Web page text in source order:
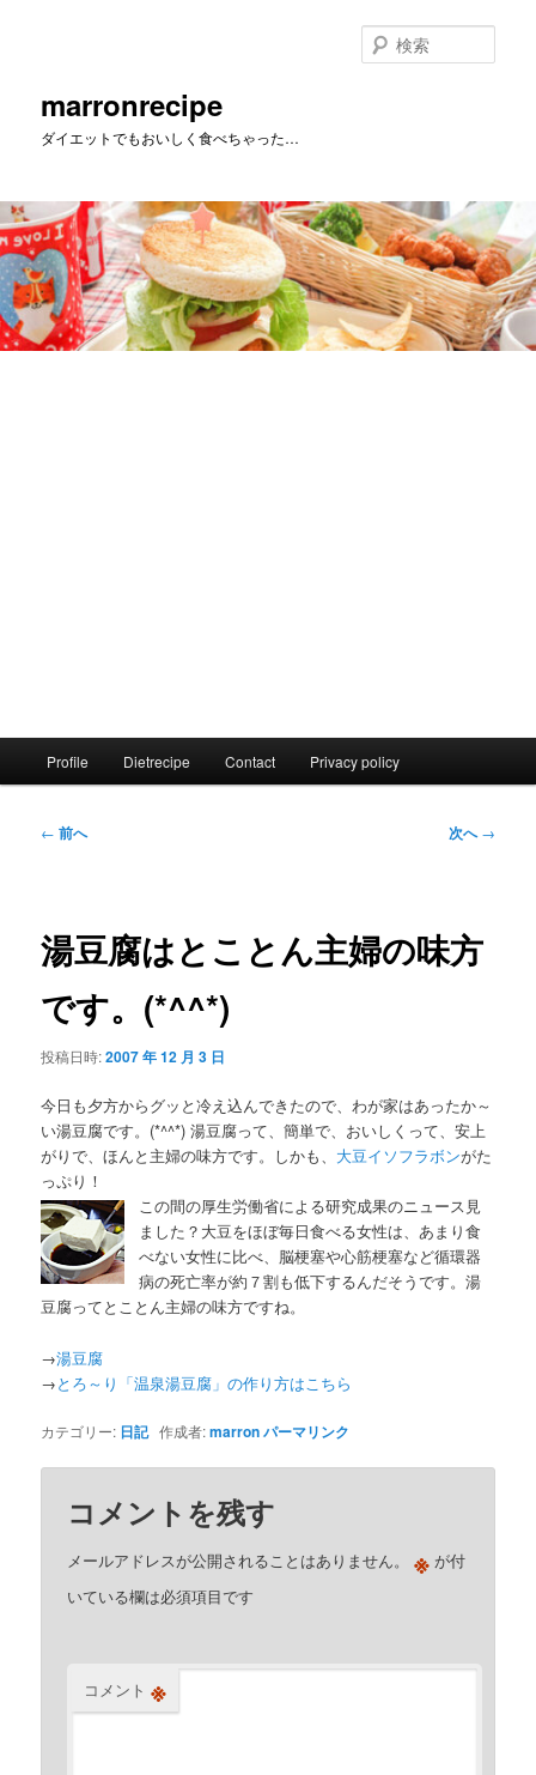
へ
移
動
marronrecipe
ダイエットでもおいしく食べちゃった…
索
Profile Dietrecipe Contact Privacy policy
投
ゲ
ー
ョ
← 前へ 次へ→
湯豆腐はとことん主婦の味方
です。(*^^*)
投稿日時:2007 年 12 月 3 日
今日も夕方からグッと冷え込んできたので、わが家はあったか～
い湯豆腐です。(*^^*) 湯豆腐って、簡単で、おいしくって、安上
がりで、ほんと主婦の味方です。しかも、 大豆イソフラボンがた
っぷり！
この間の厚生労働省による研究成果のニュース見
ました？大豆をほぼ毎日食べる女性は、あまり食
べない女性に比べ、脳梗塞や心筋梗塞など循環器
病の死亡率が約７割も低下するんだそうです。湯
豆腐ってとことん主婦の味方ですね。
→湯豆腐
→とろ～り「温泉湯豆腐」の作り方はこちら
カテゴリー: 日記作成者:marronパーマリンク
コメントを残す
メールアドレスが公開されることはありません。 ※ が付
いている欄は必須項目です
コメント ※